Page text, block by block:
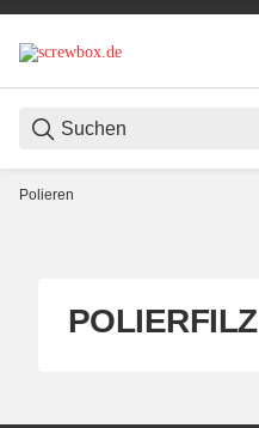
Polieren
POLIERFILZ